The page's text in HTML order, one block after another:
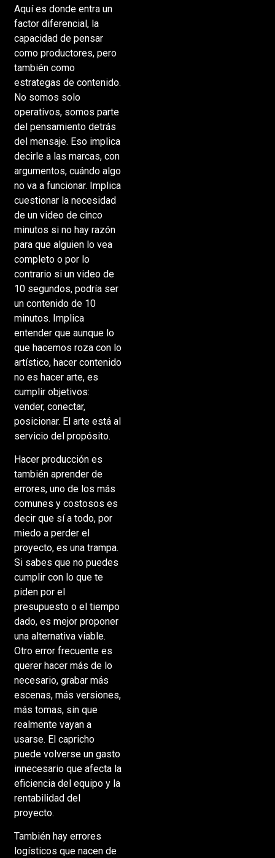
Aquí es donde entra un
factor diferencial, la
capacidad de pensar
como productores, pero
también como
estrategas de contenido.
No somos solo
operativos, somos parte
del pensamiento detrás
del mensaje. Eso implica
decirle a las marcas, con
argumentos, cuándo algo
no va a funcionar. Implica
cuestionar la necesidad
de un video de cinco
minutos si no hay razón
para que alguien lo vea
completo o por lo
contrario si un video de
10 segundos, podría ser
un contenido de 10
minutos. Implica
entender que aunque lo
que hacemos roza con lo
artístico, hacer contenido
no es hacer arte, es
cumplir objetivos:
vender, conectar,
posicionar. El arte está al
servicio del propósito.
Hacer producción es
también aprender de
errores, uno de los más
comunes y costosos es
decir que sí a todo, por
miedo a perder el
proyecto, es una trampa.
Si sabes que no puedes
cumplir con lo que te
piden por el
presupuesto o el tiempo
dado, es mejor proponer
una alternativa viable.
Otro error frecuente es
querer hacer más de lo
necesario, grabar más
escenas, más versiones,
más tomas, sin que
realmente vayan a
usarse. El capricho
puede volverse un gasto
innecesario que afecta la
eficiencia del equipo y la
rentabilidad del
proyecto.
También hay errores
logísticos que nacen de